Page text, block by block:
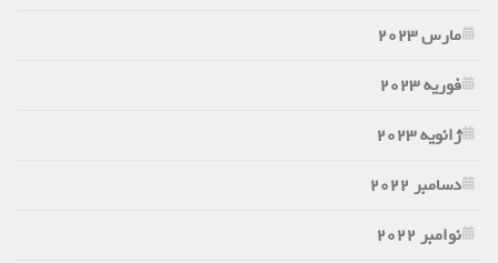
مارس 2023
فوریه 2023
ژانویه 2023
دسامبر 2022
نوامبر 2022